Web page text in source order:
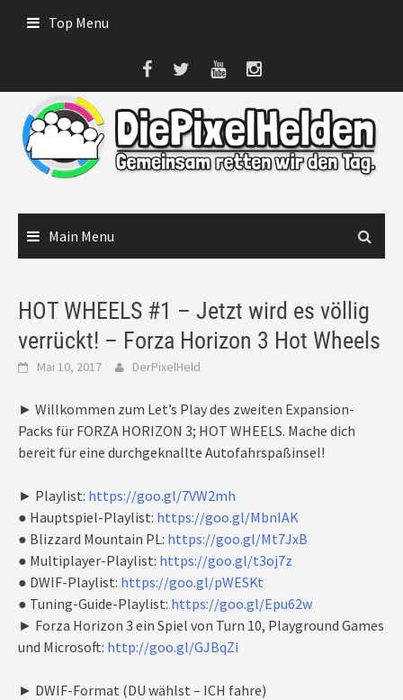
Top Menu
Main Menu
HOT WHEELS #1 – Jetzt wird es völlig
verrückt! – Forza Horizon 3 Hot Wheels
Mai 10, 2017 DerPixelHeld
► Willkommen zum Let’s Play des zweiten Expansion-
Packs für FORZA HORIZON 3; HOT WHEELS. Mache dich
bereit für eine durchgeknallte Autofahrspaßinsel!
► Playlist: https://goo.gl/7VW2mh
● Hauptspiel-Playlist: https://goo.gl/MbnIAK
● Blizzard Mountain PL: https://goo.gl/Mt7JxB
● Multiplayer-Playlist: https://goo.gl/t3oj7z
● DWIF-Playlist: https://goo.gl/pWESKt
● Tuning-Guide-Playlist: https://goo.gl/Epu62w
► Forza Horizon 3 ein Spiel von Turn 10, Playground Games
und Microsoft: http://goo.gl/GJBqZi
► DWIF-Format (DU wählst – ICH fahre)